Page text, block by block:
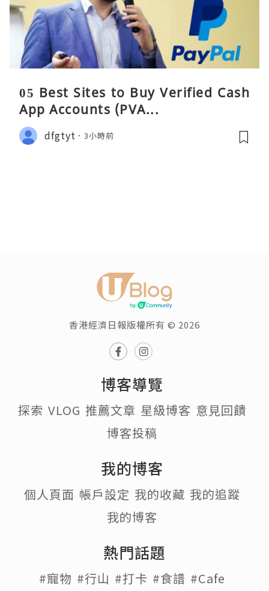
05 Best Sites to Buy Verified Cash
App Accounts (PVA...
dfgtyt 3小時前
香港經濟日報版權所有 © 2026
博客導覽
探索 VLOG 推薦文章 星級博客 意見回饋
博客投稿
我的博客
個人頁面 帳戶設定 我的收藏 我的追蹤
我的博客
熱門話題
#寵物 #行山 #打卡 #食譜 #Cafe